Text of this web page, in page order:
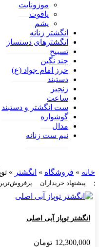
موزونایت
یاقوت
یشم
انگشتر زنانه
انگشترهای دستساز
تسبیح
چند نگین
حرز امام جواد (ع)
دستبند
زنجیر
ساعت
ست انگشتر و دستبند
گوشواره
مدال
نیم ست زنانه
خانه » فروشگاه » انگشتر »
پیشنهاد خریداران
انگشتر توپاز آبی اصلی
12,300,000 تومان